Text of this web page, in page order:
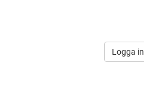
Logga in